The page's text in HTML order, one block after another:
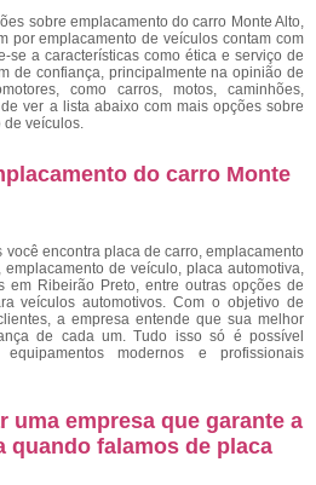
sobre emplacamento do carro Monte Alto,
por emplacamento de veículos contam com
se a características como ética e serviço de
de confiança, principalmente na opinião de
como carros, motos, caminhões,
ver a lista abaixo com mais opções sobre
de veículos.
do carro Monte
encontra placa de carro, emplacamento
de veículo, placa automotiva,
em Ribeirão Preto, entre outras opções de
veículos automotivos. Com o objetivo de
a empresa entende que sua melhor
de cada um. Tudo isso só é possível
modernos e profissionais
uma empresa que garante a
quando falamos de placa